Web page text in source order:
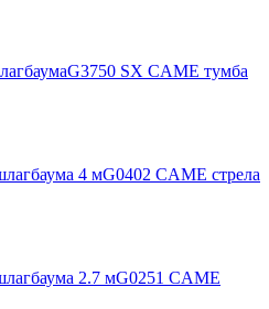
G3750 SX CAME тумба
G0402 CAME стрела
G0251 CAME